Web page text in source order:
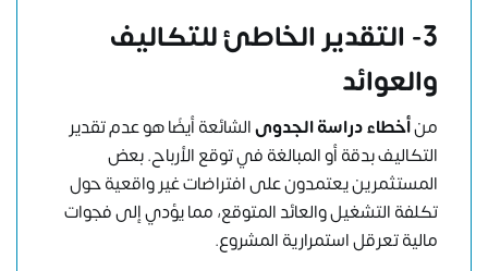
3- التقدير الخاطئ للتكاليف
والعوائد
منأخطاء دراسة الجدوىالشائعة أيضًا هو عدم تقدير
التكاليف بدقة أو المبالغة في توقع الأرباح. بعض
المستثمرين يعتمدون على افتراضات غير واقعية حول
تكلفة التشغيل والعائد المتوقع، مما يؤدي إلى فجوات
مالية تعرقل استمرارية المشروع.